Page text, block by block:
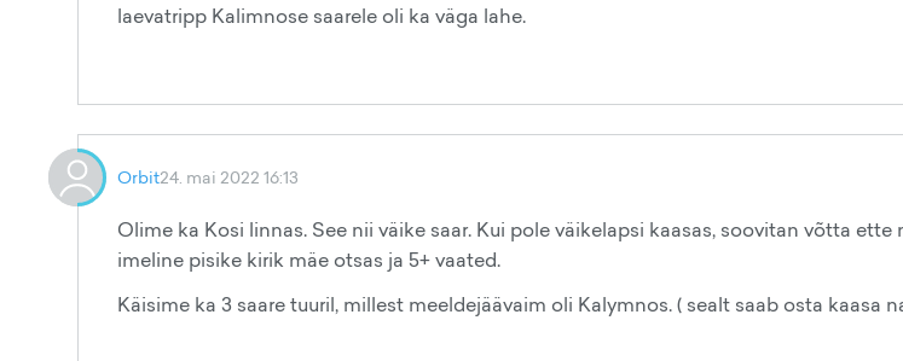
laevatripp Kalimnose saarele oli ka väga lahe.
Orbit24. mai 2022 16:13
Olime ka Kosi linnas. See nii väike saar. Kui pole väikelapsi kaasas, soovitan võtta
imeline pisike kirik mäe otsas ja 5+ vaated.
Käisime ka 3 saare tuuril, millest meeldejäävaim oli Kalymnos. ( sealt saab osta kaasa